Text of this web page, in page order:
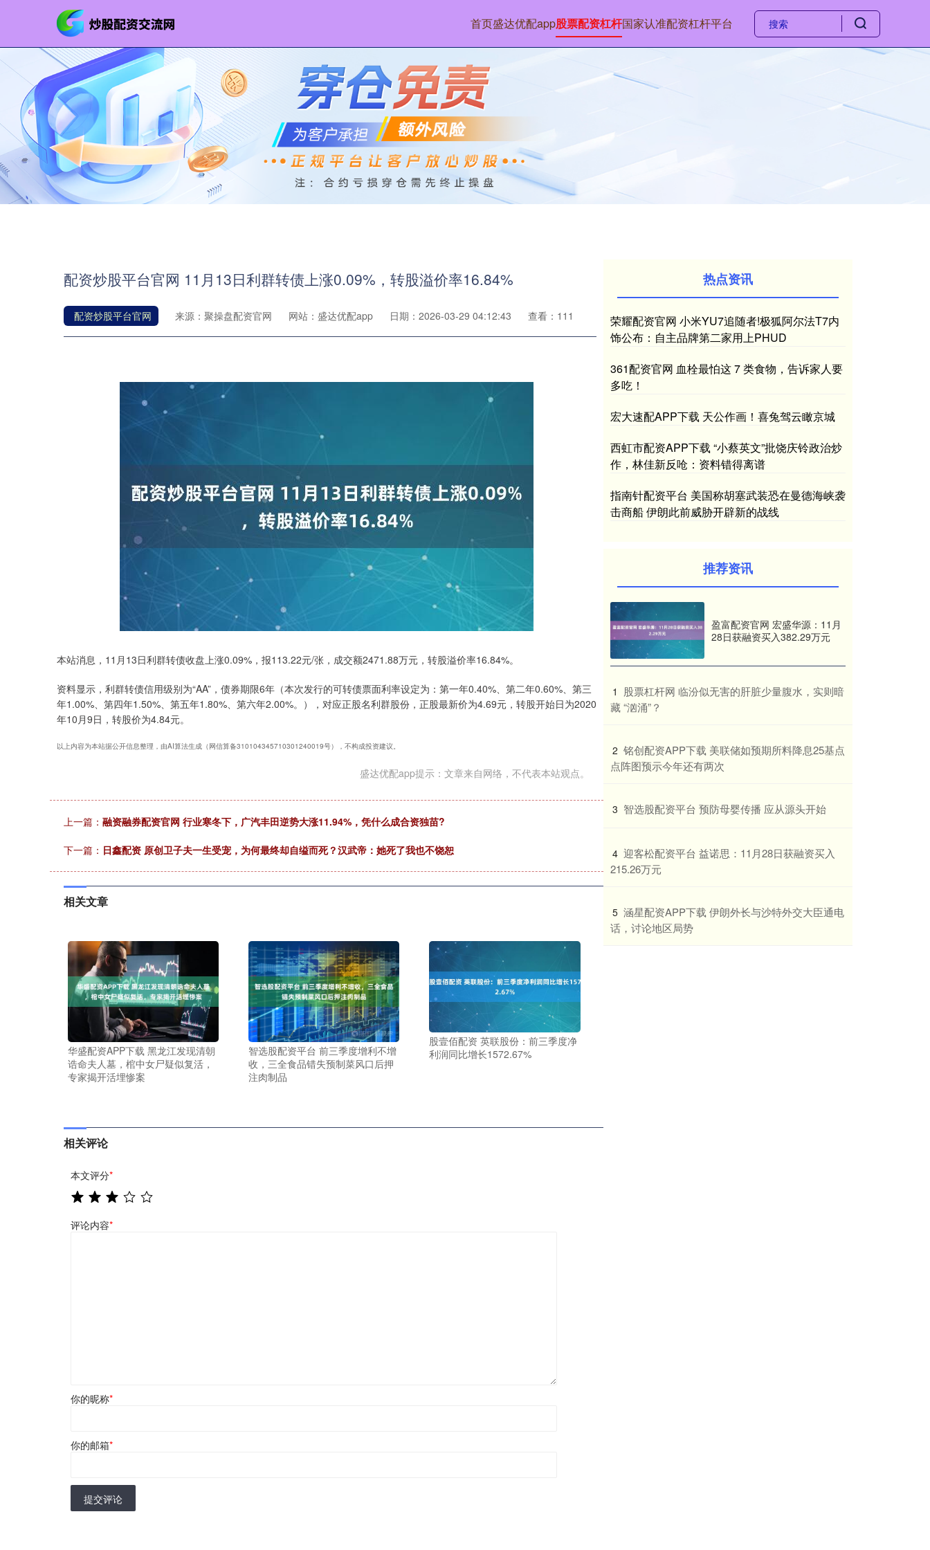
首页盛达优配app股票配资杠杆国家认准配资杠杆平台
配资炒股平台官网 11月13日利群转债上涨0.09%，转股溢价率16.84%
配资炒股平台官网 来源：聚操盘配资官网 网站：盛达优配app 日期：2026-03-29 04:12:43 查看：111
本站消息，11月13日利群转债收盘上涨0.09%，报113.22元/张，成交额2471.88万元，转股溢价率16.84%。
资料显示，利群转债信用级别为“AA”，债券期限6年（本次发行的可转债票面利率设定为：第一年0.40%、第二年0.60%、第三
年1.00%、第四年1.50%、第五年1.80%、第六年2.00%。），对应正股名利群股份，正股最新价为4.69元，转股开始日为2020
年10月9日，转股价为4.84元。
以上内容为本站据公开信息整理，由AI算法生成（网信算备310104345710301240019号），不构成投资建议。
盛达优配app提示：文章来自网络，不代表本站观点。
上一篇： 融资融券配资官网 行业寒冬下，广汽丰田逆势大涨11.94%，凭什么成合资独苗?
下一篇： 日鑫配资 原创卫子夫一生受宠，为何最终却自缢而死？汉武帝：她死了我也不饶恕
相关文章
华盛配资APP下载 黑龙江发现清朝
诰命夫人墓，棺中女尸疑似复活，
专家揭开活埋惨案
智选股配资平台 前三季度增利不增
收，三全食品错失预制菜风口后押
注肉制品
股壹佰配资 英联股份：前三季度净
利润同比增长1572.67%
相关评论
本文评分*
评论内容*
你的昵称*
你的邮箱*
提交评论
热点资讯
荣耀配资官网 小米YU7追随者!极狐阿尔法T7内
饰公布：自主品牌第二家用上PHUD
361配资官网 血栓最怕这 7 类食物，告诉家人要
多吃！
宏大速配APP下载 天公作画！喜兔驾云瞰京城
西虹市配资APP下载 “小蔡英文”批饶庆铃政治炒
作，林佳新反呛：资料错得离谱
指南针配资平台 美国称胡塞武装恐在曼德海峡袭
击商船 伊朗此前威胁开辟新的战线
推荐资讯
盈富配资官网 宏盛华源：11月
28日获融资买入382.29万元
1
​股票杠杆网 临汾似无害的肝脏少量腹水，实则暗
藏 “汹涌”？
2 ​铭创配资APP下载 美联储如预期所料降息25基点
点阵图预示今年还有两次
3 ​智选股配资平台 预防母婴传播 应从源头开始
4 ​迎客松配资平台 益诺思：11月28日获融资买入
215.26万元
5 ​涵星配资APP下载 伊朗外长与沙特外交大臣通电
话，讨论地区局势